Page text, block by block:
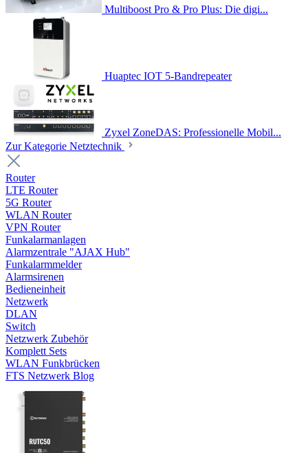
Multiboost Pro & Pro Plus: Die digi...
Huaptec IOT 5-Bandrepeater
Zyxel ZoneDAS: Professionelle Mobil...
Zur Kategorie Netztechnik
Router
LTE Router
5G Router
WLAN Router
VPN Router
Funkalarmanlagen
Alarmzentrale "AJAX Hub"
Funkalarmmelder
Alarmsirenen
Bedieneinheit
Netzwerk
DLAN
Switch
Netzwerk Zubehör
Komplett Sets
WLAN Funkbrücken
FTS Netzwerk Blog